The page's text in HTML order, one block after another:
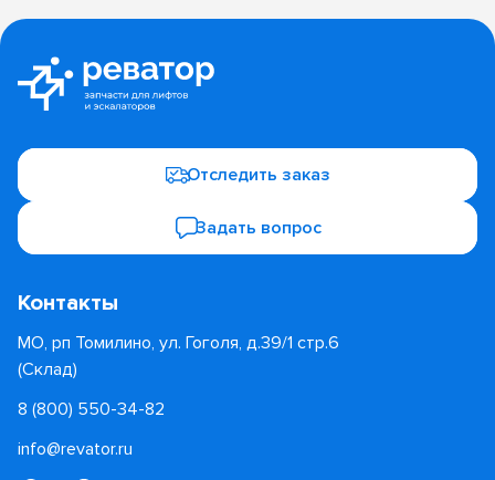
Отследить заказ
Задать вопрос
Контакты
МО, рп Томилино, ул. Гоголя, д.39/1 стр.6
(Склад)
8 (800) 550-34-82
info@revator.ru